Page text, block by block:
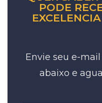
PODE
Envie seu e-
abaixo e